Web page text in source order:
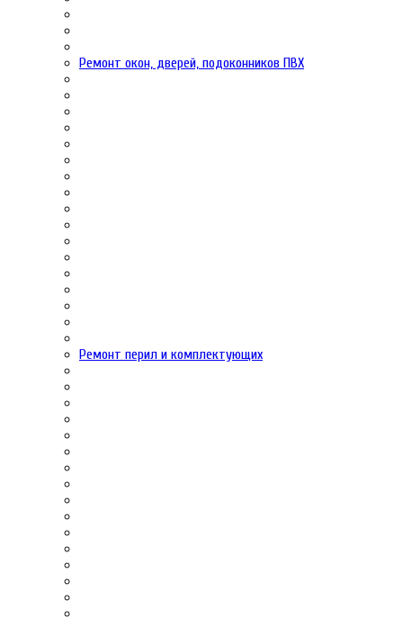
Ремонт окон, дверей, подоконников ПВХ
Ремонт перил и комплектующих